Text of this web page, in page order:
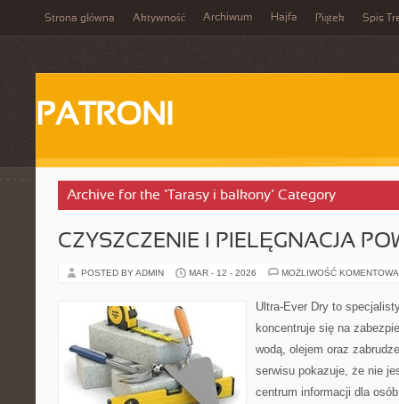
Strona główna Aktywność Archiwum Hajfa Piątek Spis
PATRONI
Archive for the ‘Tarasy i balkony’ Category
CZYSZCZENIE I PIELĘGNACJA
POSTED BY ADMIN MAR - 12 - 2026 MOŻLIWOŚĆ
Ultra-Ever Dry to
koncentruje się na
wodą, olejem oraz
serwisu pokazuje, że nie
centrum informacji dla